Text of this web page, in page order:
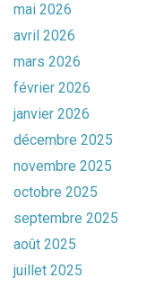
mai 2026
avril 2026
mars 2026
février 2026
janvier 2026
décembre 2025
novembre 2025
octobre 2025
septembre 2025
août 2025
juillet 2025